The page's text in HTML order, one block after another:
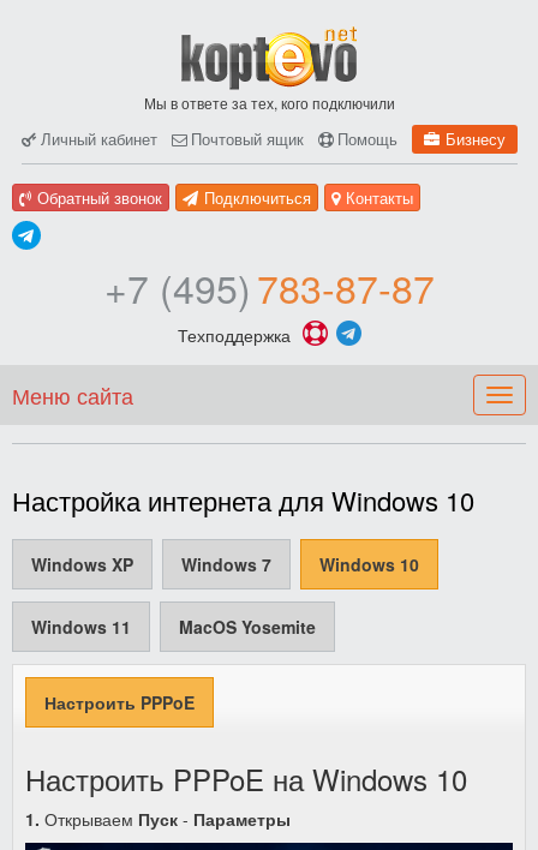
Мы в ответе за тех, кого подключили
Личный кабинет Почтовый ящик Помощь Бизнесу
Обратный звонок Подключиться Контакты
+7 (495)783-87-87
Техподдержка
Меню сайта
Настройка интернета для Windows 10
Windows XP Windows 7 Windows 10
Windows 11 MacOS Yosemite
Настроить PPPoE
Настроить PPPoE на Windows 10
1. Открываем Пуск - Параметры